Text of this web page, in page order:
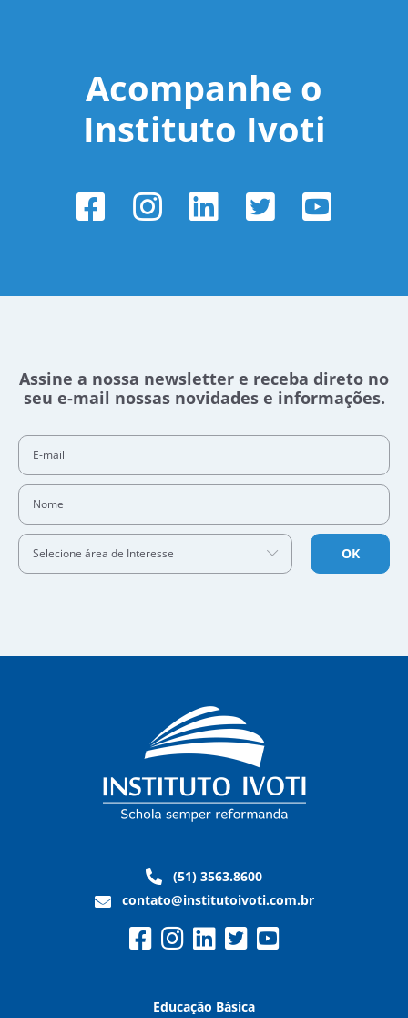
Acompanhe o
Instituto Ivoti
Assine a nossa newsletter e receba direto no
seu e-mail nossas novidades e informações.
Selecione área de Interesse OK
(51) 3563.8600
contato@institutoivoti.com.br
Educação Básica